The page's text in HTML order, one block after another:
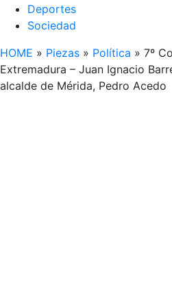
Deportes
Sociedad
HOME » Piezas » Política » 7º
Extremadura – Juan Ignacio
alcalde de Mérida, Pedro Acedo